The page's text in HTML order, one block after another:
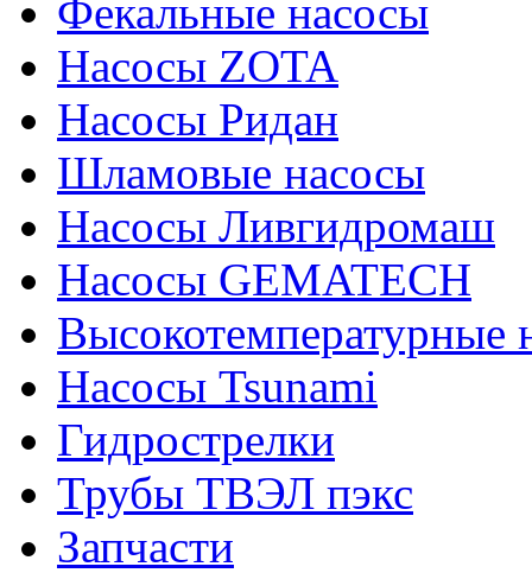
Фекальные насосы
Насосы ZOTA
Насосы Ридан
Шламовые насосы
Насосы Ливгидромаш
Насосы GEMATECH
Высокотемпературные
Насосы Tsunami
Гидрострелки
Трубы ТВЭЛ пэкс
Запчасти